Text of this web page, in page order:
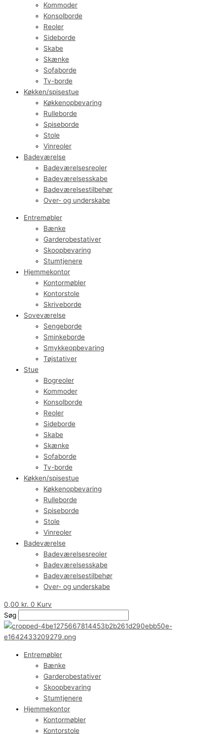
Kommoder
Konsolborde
Reoler
Sideborde
Skabe
Skænke
Sofaborde
Tv-borde
Køkken/spisestue
Køkkenopbevaring
Rulleborde
Spiseborde
Stole
Vinreoler
Badeværelse
Badeværelsesreoler
Badeværelsesskabe
Badeværelsestilbehør
Over- og underskabe
Entremøbler
Bænke
Garderobestativer
Skoopbevaring
Stumtjenere
Hjemmekontor
Kontormøbler
Kontorstole
Skriveborde
Soveværelse
Sengeborde
Sminkeborde
Smykkeopbevaring
Tøjstativer
Stue
Bogreoler
Kommoder
Konsolborde
Reoler
Sideborde
Skabe
Skænke
Sofaborde
Tv-borde
Køkken/spisestue
Køkkenopbevaring
Rulleborde
Spiseborde
Stole
Vinreoler
Badeværelse
Badeværelsesreoler
Badeværelsesskabe
Badeværelsestilbehør
Over- og underskabe
0,00 kr. 0 Kurv
Søg
Entremøbler
Bænke
Garderobestativer
Skoopbevaring
Stumtjenere
Hjemmekontor
Kontormøbler
Kontorstole